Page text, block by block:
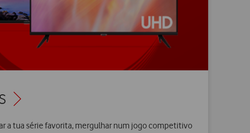
a tua série favorita, mergulhar num jogo competitivo